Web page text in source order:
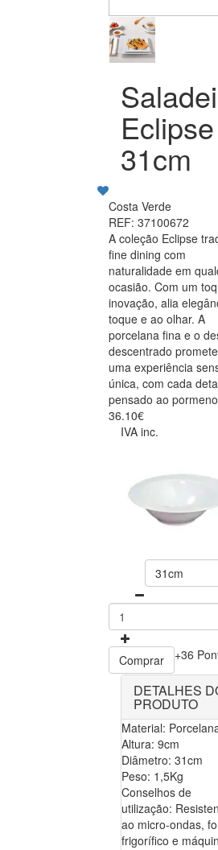
Eclipse
31cm
Costa Verde
REF: 37100672
A coleção Eclipse
fine dining com
naturalidade em
ocasião. Com um
inovação, alia
toque e ao olhar. A
porcelana fina e o
descentrado
uma experiência
única, com cada
pensado ao
36.10€
IVA inc.
31cm
Comprar +36
DETALHES
PRODUTO
Material:
Altura: 9cm
Diâmetro: 31cm
Peso: 1,5Kg
Conselhos de
utilização:
ao micro-ondas,
frigorífico e